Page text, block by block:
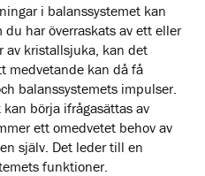
i balanssystemet kan
har överraskats av ett eller
av kristallsjuka, kan det
medvetande kan då få
balanssystemets impulser.
börja ifrågasättas av
ett omedvetet behov av
själv. Det leder till en
funktioner.